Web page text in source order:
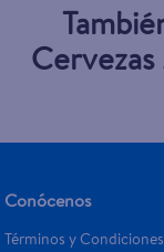
Cervezas
Conócenos
Términos y Condiciones